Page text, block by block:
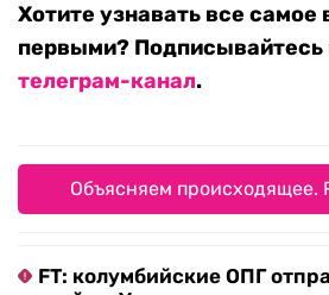
Хотите узнавать все самое
первыми? Подписывайтесь
телеграм-канал.
Объясняем происходящее.
FT: колумбийские ОПГ